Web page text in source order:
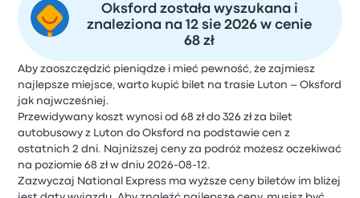
Oksford została wyszukana i
znaleziona na 12 sie 2026 w cenie
68 zł
Aby zaoszczędzić pieniądze i mieć pewność, że zajmiesz
najlepsze miejsce, warto kupić bilet na trasie Luton – Oksford
jak najwcześniej.
Przewidywany koszt wynosi od 68 zł do 326 zł za bilet
autobusowy z Luton do Oksford na podstawie cen z
ostatnich 2 dni. Najniższej ceny za podróż możesz oczekiwać
na poziomie 68 zł w dniu 2026-08-12.
Zazwyczaj National Express ma wyższe ceny biletów im bliżej